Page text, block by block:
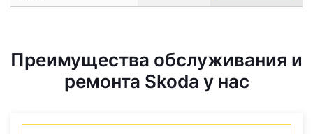
Преимущества обслуживания и
ремонта Skoda у нас